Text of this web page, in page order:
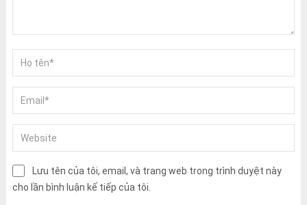
Lưu tên của tôi, email, và trang web trong trình duyệt này
cho lần bình luận kế tiếp của tôi.